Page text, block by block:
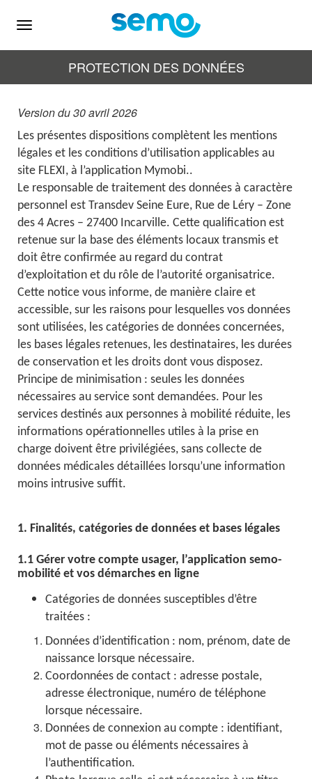
Menu
PROTECTION DES DONNÉES
Version du 30 avril 2026
Les présentes dispositions complètent les mentions
légales et les conditions d’utilisation applicables au
site FLEXI, à l’application Mymobi..
Le responsable de traitement des données à caractère
personnel est Transdev Seine Eure, Rue de Léry – Zone
des 4 Acres – 27400 Incarville. Cette qualification est
retenue sur la base des éléments locaux transmis et
doit être confirmée au regard du contrat
d’exploitation et du rôle de l’autorité organisatrice.
Cette notice vous informe, de manière claire et
accessible, sur les raisons pour lesquelles vos données
sont utilisées, les catégories de données concernées,
les bases légales retenues, les destinataires, les durées
de conservation et les droits dont vous disposez.
Principe de minimisation : seules les données
nécessaires au service sont demandées. Pour les
services destinés aux personnes à mobilité réduite, les
informations opérationnelles utiles à la prise en
charge doivent être privilégiées, sans collecte de
données médicales détaillées lorsqu’une information
moins intrusive suffit.
1. Finalités, catégories de données et bases légales
1.1 Gérer votre compte usager, l’application semo-
mobilité et vos démarches en ligne
Catégories de données susceptibles d’être
traitées :
Données d’identification : nom, prénom, date de
naissance lorsque nécessaire.
Coordonnées de contact : adresse postale,
adresse électronique, numéro de téléphone
lorsque nécessaire.
Données de connexion au compte : identifiant,
mot de passe ou éléments nécessaires à
l’authentification.